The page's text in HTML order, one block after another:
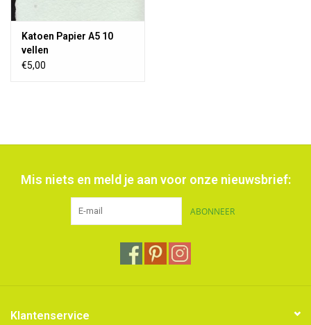
Katoen Papier A5 10
vellen
€5,00
Mis niets en meld je aan voor onze nieuwsbrief:
ABONNEER
Klantenservice